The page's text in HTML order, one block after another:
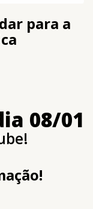
para a
08/01